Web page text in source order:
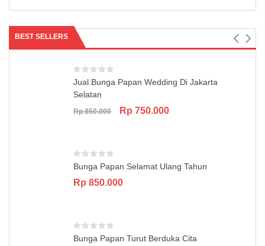
BEST SELLERS
Jual Bunga Papan Wedding Di Jakarta
Selatan
Rp850.000
Original
Rp 750.000Current
Bunga Papan Selamat Ulang Tahun
Rp 850.000
Bunga Papan Turut Berduka Cita